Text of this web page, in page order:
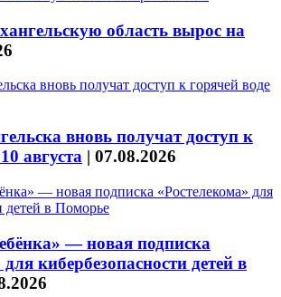
область вырос на
вновь получат доступ к
августа | 07.08.2026
— новая подписка
кибербезопасности детей в